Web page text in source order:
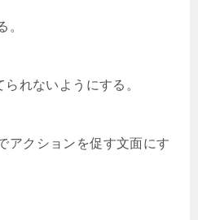
。
れないようにする。
アクションを促す文面にす